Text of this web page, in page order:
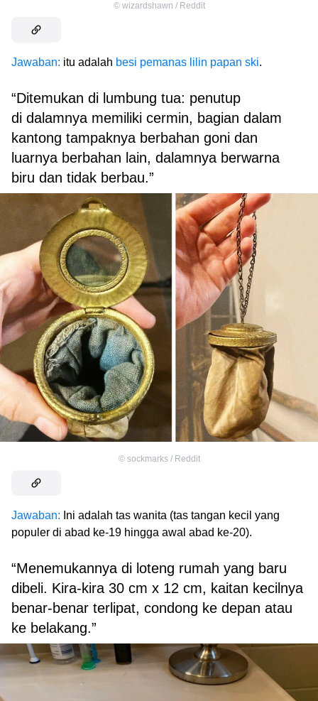
© wizardshawn / Reddit
Jawaban: itu adalah besi pemanas lilin papan ski.
“Ditemukan di lumbung tua: penutup
di dalamnya memiliki cermin, bagian dalam
kantong tampaknya berbahan goni dan
luarnya berbahan lain, dalamnya berwarna
biru dan tidak berbau.”
© sockmarks / Reddit
Jawaban: Ini adalah tas wanita (tas tangan kecil yang
populer di abad ke-19 hingga awal abad ke-20).
“Menemukannya di loteng rumah yang baru
dibeli. Kira-kira 30 cm x 12 cm, kaitan kecilnya
benar-benar terlipat, condong ke depan atau
ke belakang.”